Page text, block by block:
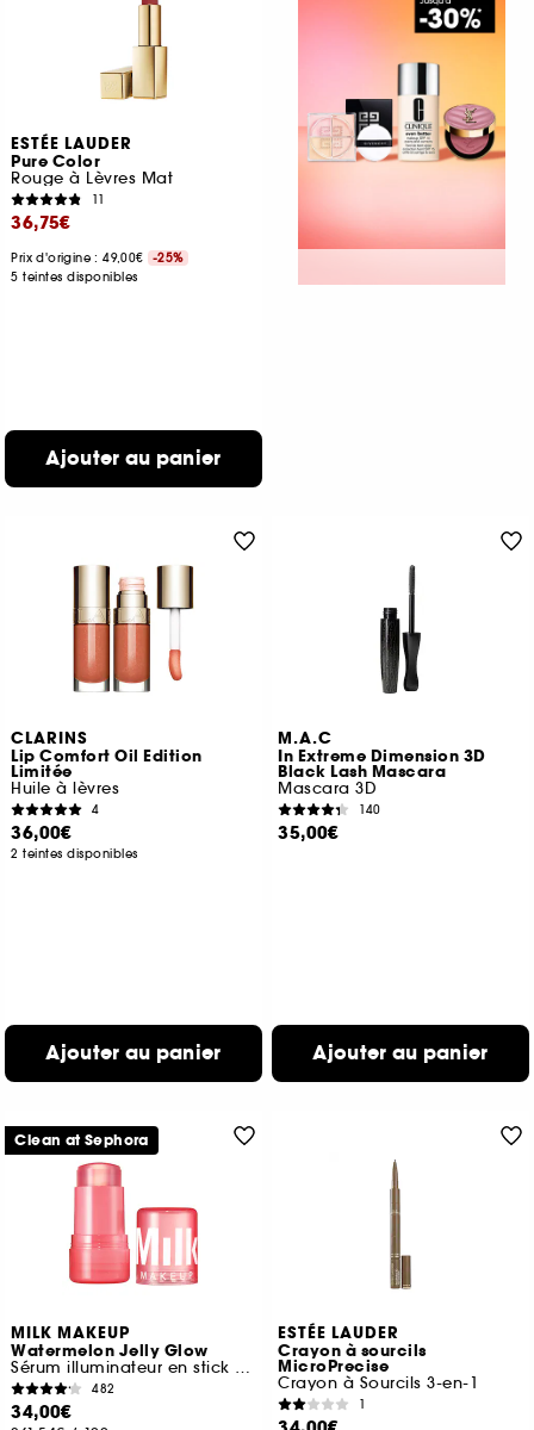
ESTÉE LAUDER
Pure Color
Rouge à Lèvres Mat
11
36,75€
Prix d'origine : 49,00€
-25%
5 teintes disponibles
Ajouter au panier
CLARINS
Lip Comfort Oil Edition
Limitée
Huile à lèvres
4
36,00€
2 teintes disponibles
Ajouter au panier
M.A.C
In Extreme Dimension 3D
Black Lash Mascara
Mascara 3D
140
35,00€
Ajouter au panier
MILK MAKEUP
Watermelon Jelly Glow
Sérum illuminateur en stick aux peptides
482
34,00€
Clean at Sephora
ESTÉE LAUDER
Crayon à sourcils
MicroPrecise
Crayon à Sourcils 3-en-1
1